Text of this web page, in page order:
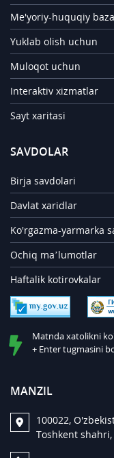
Me'yoriy-huquqiy baza
Yuklab olish uchun
Muloqot uchun
Interaktiv xizmatlar
Sayt xaritasi
SAVDOLAR
Birja savdolari
Davlat xaridlar
Ko'rgazma-yarmarka
Ochiq ma’lumotlar
Haftalik kotirovkalar
Matnda xatolikni
+ Enter tugmasini
MANZIL
100022,
Toshkent